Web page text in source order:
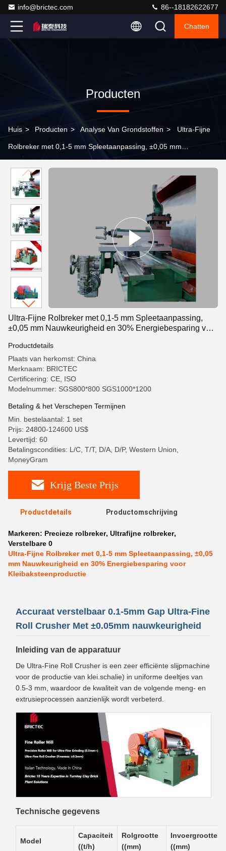
info@brictec.com 86--18182622677
Chatten
Producten
Huis > Producten > Analyse Van Grondstoffen > Ultra-Fijne
Rolbreker met 0,1-5 mm Spleetaanpassing, ±0,05 mm
Kleibaksteenproductie
Ultra-Fijne Rolbreker met 0,1-5 mm Spleetaanpassing,
±0,05 mm Nauwkeurigheid en 30% Energiebesparing voor
Productdetails
Plaats van herkomst: China
Merknaam: BRICTEC
Certificering: CE, ISO
Modelnummer: SGS800*800 SGS1000*1200
Betaling & het Verschepen Termijnen
Min. bestelaantal: 1 set
Prijs: 24800-124600 US$
Levertijd: 60
Betalingscondities: L/C, T/T, D/A, D/P, Western Union,
MoneyGram
Krijg Beste Prijs
Productdetails Productomschrijving
Markeren: Precieze rolbreker, Ultrafijne rolbreker,
Verstelbare 0
Ultra-Fijne Rolbreker met 0,1-5 mm Spleetaanpassing, ±0,05
mm Nauwkeurigheid en 30% Energiebesparing voor
Kleibaksteenproductie
Accuraat verstelbaar 0.1-5mm Gap Ultra-Fine
Roll Crusher Met ±0.05mm nauwkeurigheid
Inleiding van de apparatuur
De Ultra-Fine Roll Crusher is een zeer efficiënte slijpmachine
voor de productie van klei.schalie) in uniforme deeltjes van
0.5-3 mm, waardoor de kwaliteit van de volgende meng- en
extrusieprocessen aanzienlijk wordt verbeterd.
Technische gegevens
Model
Capaciteit
((t/h)
Rolgrootte
((mm)
Invoergrootte
((mm)